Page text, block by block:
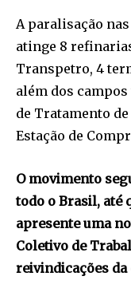
A paralisação
atinge 8
Transpetro, 4
além dos
de Tratamento de
Estação de
O movimento
todo o Brasil, até
apresente uma
Coletivo de
reivindicações